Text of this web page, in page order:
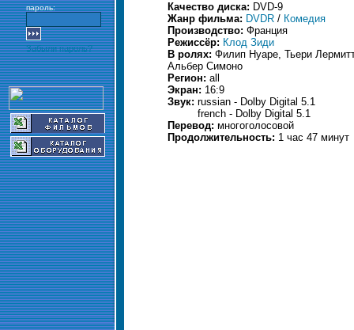
пароль:
Забыли пароль?
Качество диска: DVD-9
Жанр фильма: DVDR / Комедия
Производство: Франция
Режиссёр: Клод Зиди
В ролях: Филип Нуаре, Тьери
Альбер Симоно
Регион: all
Экран: 16:9
Звук: russian - Dolby Digital 5.1
french - Dolby Digital 5.1
Перевод: многоголосовой
Продолжительность: 1 час 47 минут